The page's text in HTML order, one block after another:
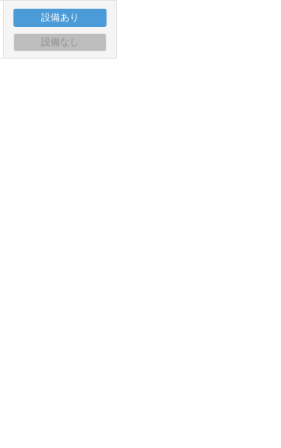
設備あり
設備なし